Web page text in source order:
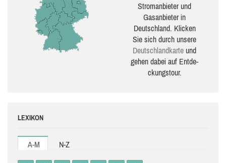
Stromanbieter und
Gasanbieter in
Deutschland. Klicken
Sie sich durch unsere
Deutsch­land­karte und
gehen dabei auf Ent­de­
ckungs­tour.
LEXIKON
A-M N-Z